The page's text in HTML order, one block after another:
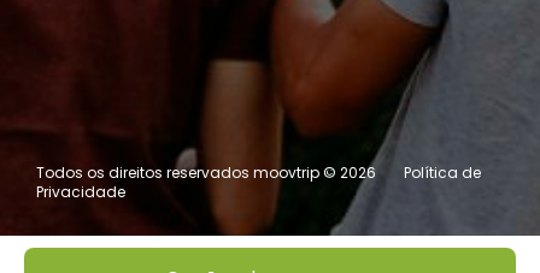
Todos os direitos reservados moovtrip © 2026
Política de
Privacidade